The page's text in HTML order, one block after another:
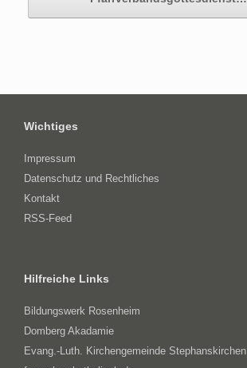
Wichtiges
Impressum
Datenschutz und Rechtliches
Kontakt
RSS-Feed
Hilfreiche Links
Bildungswerk Rosenheim
Domberg Akadamie
Evang.-Luth. Kirchengemeinde Stephanskirchen